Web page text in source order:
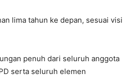
lima tahun ke depan, sesuai visi
penuh dari seluruh anggota
serta seluruh elemen